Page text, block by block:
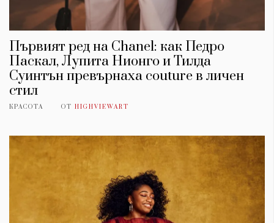
Първият ред на Chanel: как Педро
Паскал, Лупита Нионго и Тилда
Суинтън превърнаха couture в личен
стил
КРАСОТА ОТ HIGHVIEWART